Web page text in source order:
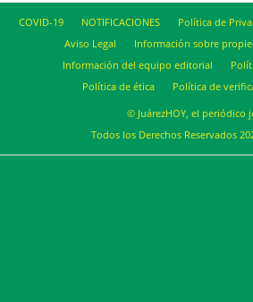
COVID-19 NOTIFICACIONES Política de
Aviso Legal
Información sobre
Información del equipo editorial
Política de ética
Política de
© JuárezHOY, el periódico
Todos los Derechos Reservados